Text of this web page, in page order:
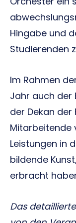
Hingabe und
Studierenden
Im Rahmen
Jahr auch der
der Dekan
Mitarbeitende
Leistungen in
bildende
erbracht
Das